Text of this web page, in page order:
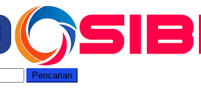
Pencarian